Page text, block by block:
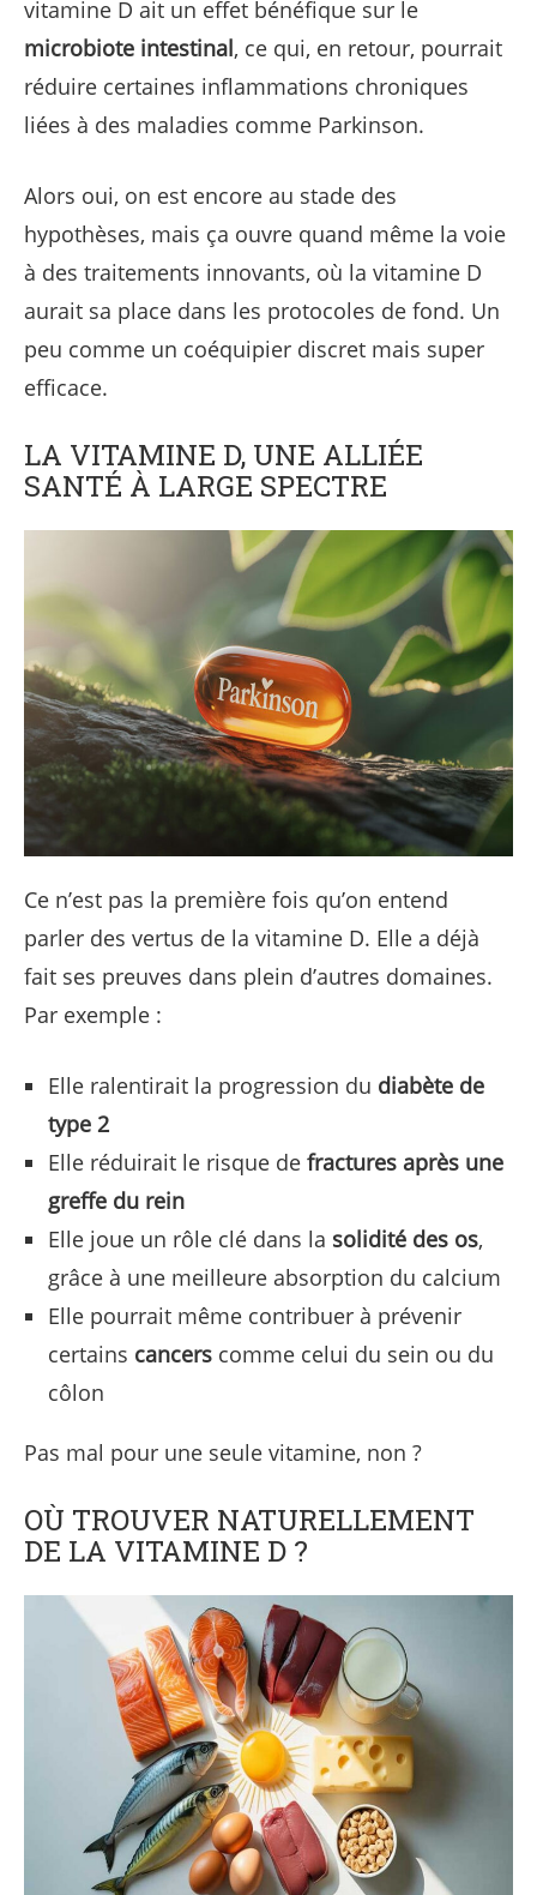
vitamine D ait un effet bénéfique sur le
microbiote intestinal, ce qui, en retour, pourrait
réduire certaines inflammations chroniques
liées à des maladies comme Parkinson.
Alors oui, on est encore au stade des
hypothèses, mais ça ouvre quand même la voie
à des traitements innovants, où la vitamine D
aurait sa place dans les protocoles de fond. Un
peu comme un coéquipier discret mais super
efficace.
LA VITAMINE D, UNE ALLIÉE
SANTÉ À LARGE SPECTRE
Ce n’est pas la première fois qu’on entend
parler des vertus de la vitamine D. Elle a déjà
fait ses preuves dans plein d’autres domaines.
Par exemple :
Elle ralentirait la progression du diabète de
type 2
Elle réduirait le risque de fractures après une
greffe du rein
Elle joue un rôle clé dans la solidité des os,
grâce à une meilleure absorption du calcium
Elle pourrait même contribuer à prévenir
certains cancers comme celui du sein ou du
côlon
Pas mal pour une seule vitamine, non ?
OÙ TROUVER NATURELLEMENT
DE LA VITAMINE D ?